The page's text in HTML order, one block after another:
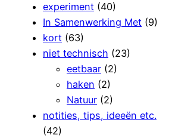
experiment (40)
In Samenwerking Met (9)
kort (63)
niet technisch (23)
eetbaar (2)
haken (2)
Natuur (2)
notities, tips, ideeën etc.
(42)